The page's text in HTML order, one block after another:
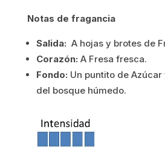
Notas de fragancia
Salida: A hojas y brotes de
Corazón: A Fresa fresca.
Fondo: Un puntito de
del bosque húmedo.